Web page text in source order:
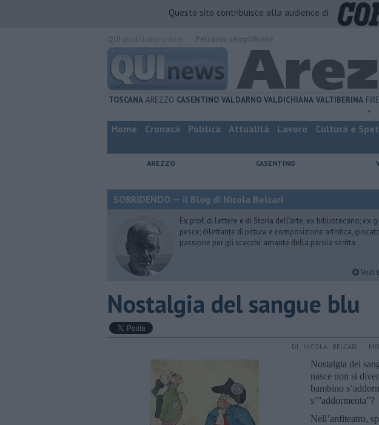
Questo sito contribuisce alla audience di
TOSCANA AREZZO CASENTINO VALDARNO VALDICHIANA VALTIBERINA
Home Cronaca Politica Attualità Lavoro Cultura e
AREZZO CASENTINO
SORRIDENDO — il Blog di Nicola Belcari
Ex prof. di Lettere e di Storia dell’arte, ex bibliotecario; ex
pesce; dilettante di pittura e composizione artistica,
passione per gli scacchi; amante della parola scritta
Vedi
Nostalgia del sangue blu
DI NICOLA BELCARI -
Nostalgia del
nasce non si
bambino
s’”addormenta”?
Nell’anfiteatro,